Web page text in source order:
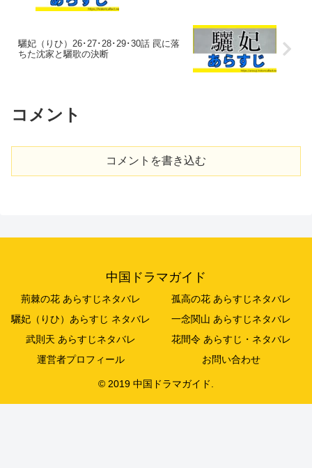
驪妃（りひ）26･27･28･29･30話 罠に落
ちた沈家と驪歌の決断
コメント
コメントを書き込む
中国ドラマガイド
荊棘の花 あらすじネタバレ
孤高の花 あらすじネタバレ
驪妃（りひ）あらすじ ネタバレ
一念関山 あらすじネタバレ
武則天 あらすじネタバレ
花間令 あらすじ・ネタバレ
運営者プロフィール
お問い合わせ
© 2019 中国ドラマガイド.